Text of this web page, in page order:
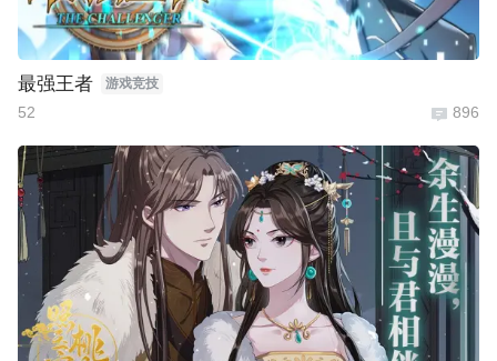
最强王者 游戏竞技
52 896